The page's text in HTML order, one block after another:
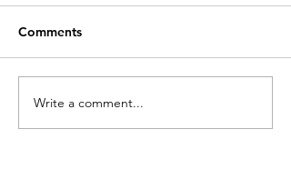
Comments
Write a comment...